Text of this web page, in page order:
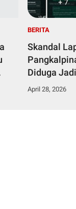
BERITA
Skandal
Diduga
Narkotika
April 28, 2026